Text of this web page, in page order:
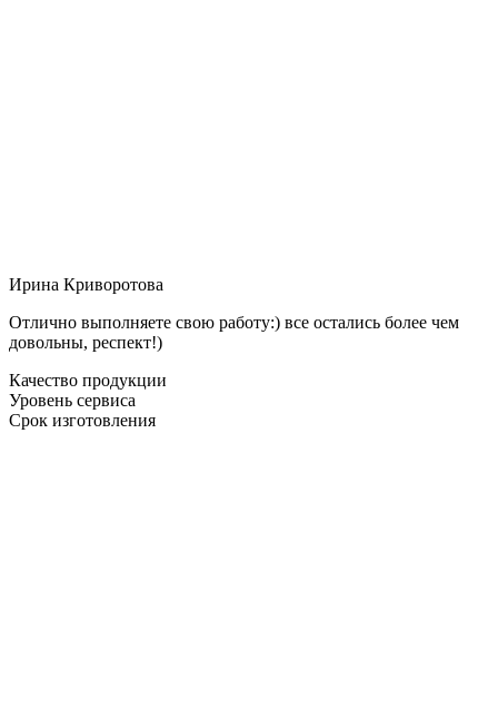
Ирина Криворотова
Отлично выполняете свою работу:) все остались более чем
довольны, респект!)
Качество продукции
Уровень сервиса
Срок изготовления